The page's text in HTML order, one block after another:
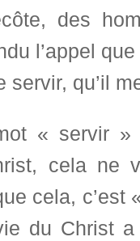
des
l’appel
servir, qu’il
« servir
cela ne
cela, c’est
du Christ